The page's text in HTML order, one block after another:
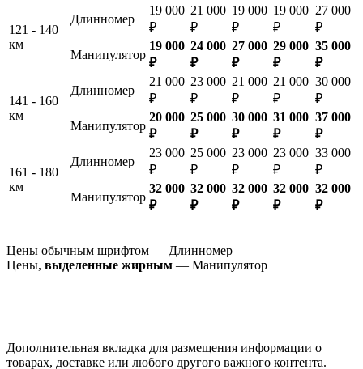
121 - 140
км
Длинномер
19 000
₽
21 000
₽
19 000
₽
19 000
₽
27 000
₽
Манипулятор
19 000
₽
24 000
₽
27 000
₽
29 000
₽
35 000
₽
141 - 160
км
Длинномер
21 000
₽
23 000
₽
21 000
₽
21 000
₽
30 000
₽
Манипулятор
20 000
₽
25 000
₽
30 000
₽
31 000
₽
37 000
₽
161 - 180
км
Длинномер
23 000
₽
25 000
₽
23 000
₽
23 000
₽
33 000
₽
Манипулятор
32 000
₽
32 000
₽
32 000
₽
32 000
₽
32 000
₽
Цены обычным шрифтом — Длинномер
Цены, выделенные жирным — Манипулятор
Дополнительная вкладка для размещения информации о
товарах, доставке или любого другого важного контента.